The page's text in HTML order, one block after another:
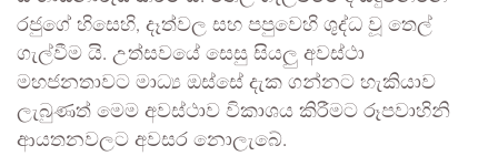
රජුගේ හිසෙහි, දෑත්වල සහ පපුවෙහි ශුද්ධ වූ තෙල්
ගැල්වීම යි. උත්සවයේ සෙසු සියලු අවස්ථා
මහජනතාවට මාධ්‍ය ඔස්සේ දැක ගන්නට හැකියාව
ලැබුණත් මෙම අවස්ථාව විකාශය කිරීමට රූපවාහිනි
ආයතනවලට අවසර නොලැබේ.